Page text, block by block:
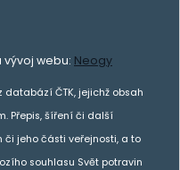
vývoj webu: Neogy
ČTK, jejichž obsah
Přepis, šíření či další
či jeho části veřejnosti, a to
souhlasu Svět potravin